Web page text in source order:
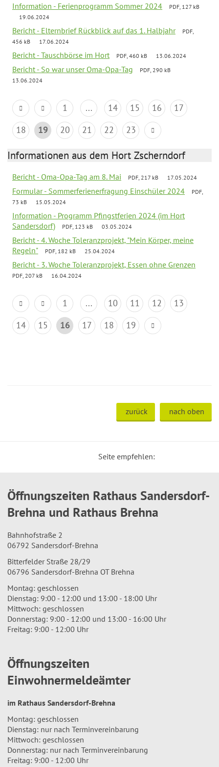
Information - Ferienprogramm Sommer 2024
PDF, 127 kB
19.06.2024
Bericht - Elternbrief Rückblick auf das 1. Halbjahr
PDF,
456 kB
17.06.2024
Bericht - Tauschbörse im Hort PDF, 460 kB 13.06.2024
Bericht - So war unser Oma-Opa-Tag
PDF, 290 kB
13.06.2024
1 ... 14 15 16
17
18
19 20 21 22 23
Informationen aus dem Hort Zscherndorf
Bericht - Oma-Opa-Tag am 8. Mai PDF, 217 kB 17.05.2024
Formular - Sommerferienerfragung Einschüler 2024
PDF,
73 kB
15.05.2024
Information - Programm Pfingstferien 2024 (im Hort
Sandersdorf)
PDF, 123 kB 03.05.2024
Bericht - 4. Woche Toleranzprojekt, "Mein Körper, meine
Regeln"
PDF, 182 kB 25.04.2024
Bericht - 3. Woche Toleranzprojekt, Essen ohne Grenzen
PDF, 207 kB 16.04.2024
1 ... 10 11 12
13
14
15 16 17 18 19
zurück nach oben
Seite empfehlen:
Öffnungszeiten Rathaus Sandersdorf-
Brehna und Rathaus Brehna
Bahnhofstraße 2
06792 Sandersdorf-Brehna
Bitterfelder Straße 28/29
06796 Sandersdorf-Brehna OT Brehna
Montag: geschlossen
Dienstag: 9:00 - 12:00 und 13:00 - 18:00 Uhr
Mittwoch: geschlossen
Donnerstag: 9:00 - 12:00 und 13:00 - 16:00 Uhr
Freitag: 9:00 - 12:00 Uhr
Öffnungszeiten
Einwohnermeldeämter
im Rathaus Sandersdorf-Brehna
Montag: geschlossen
Dienstag: nur nach Terminvereinbarung
Mittwoch: geschlossen
Donnerstag: nur nach Terminvereinbarung
Freitag: 9:00 - 12:00 Uhr